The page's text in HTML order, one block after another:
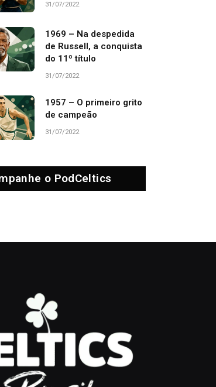
31/07/2022
1969 – Na despedida
de Russell, a conquista
do 11º título
31/07/2022
1957 – O primeiro grito
de campeão
31/07/2022
o PodCeltics